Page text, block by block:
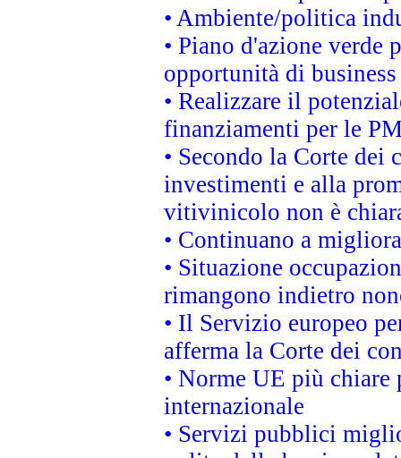
• Ambiente/politica
• Piano d'azione
opportunità di business
• Realizzare il
finanziamenti per le
• Secondo la Corte dei
investimenti e alla
vitivinicolo non è
• Continuano a
• Situazione
rimangono indietro
• Il Servizio europeo
afferma la Corte dei
• Norme UE più
internazionale
• Servizi pubblici